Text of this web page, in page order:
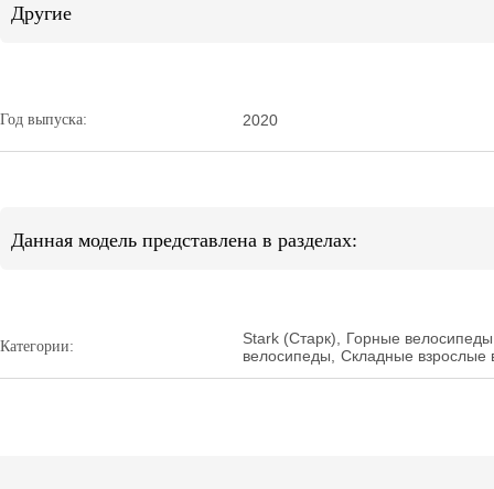
Другие
Год выпуска: 2020
Данная модель представлена в разделах:
Категории: Stark (Старк) Горные велосипеды
велосипеды
Складные взрослые